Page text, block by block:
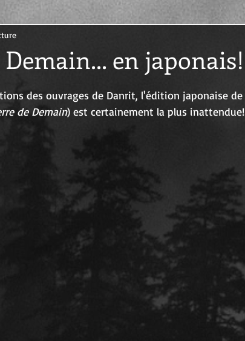
en japonais!
des ouvrages de Danrit, l'édition japonaise de
de Demain) est certainement la plus inattendue!